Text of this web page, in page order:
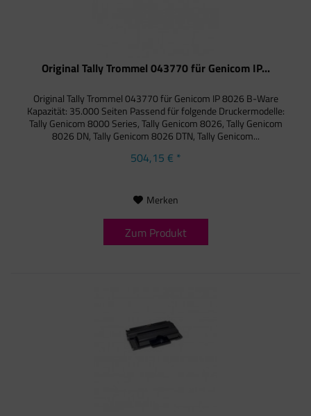
Original Tally Trommel 043770 für Genicom IP...
Original Tally Trommel 043770 für Genicom IP 8026 B-Ware
Kapazität: 35.000 Seiten Passend für folgende Druckermodelle:
Tally Genicom 8000 Series, Tally Genicom 8026, Tally Genicom
8026 DN, Tally Genicom 8026 DTN, Tally Genicom...
504,15 € *
Merken
Zum Produkt